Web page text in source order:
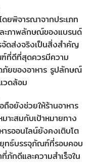
ยพิจารณาจากประเภท
ะภาพลักษณ์ของแบรนด์
ดส่งจริงเป็นสิ่งสำคัญ
ที่ดีที่สุดควรมีความ
ภัยของอาหาร รูปลักษณ์
วดล้อม
อยังช่วยให้ร้านอาหาร
าะสมกับเป้าหมายทาง
รออนไลน์ยังคงเติบโต
ทธ์บรรจุภัณฑ์ที่รอบคอบ
ภักดีและความสำเร็จใน